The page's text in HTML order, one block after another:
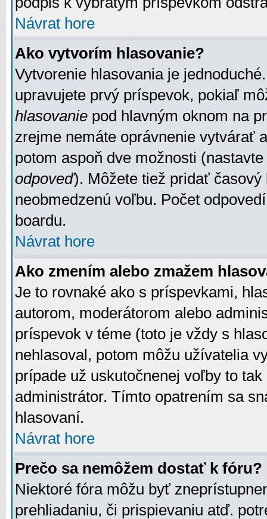
Návrat hore
Ako vytvorím hlasovanie?
Vytvorenie hlasovania je
upravujete prvý príspevok, pokiaľ
hlasovanie pod hlavným oknom na
zrejme nemáte oprávnenie vytvárať
potom aspoň dve možnosti
odpoveď). Môžete tiež pridať
neobmedzenú voľbu. Počet
boardu.
Návrat hore
Ako zmením alebo zmažem
Je to rovnaké ako s príspevkami,
autorom, moderátorom alebo
príspevok v téme (toto je vždy s
nehlasoval, potom môžu užívatelia
prípade už uskutočnenej voľby to
administrátor. Tímto opatrením sa
hlasovaní.
Návrat hore
Prečo sa nemôžem dostať k fóru?
Niektoré fóra môžu byť
prehliadaniu, či prispievaniu atď.